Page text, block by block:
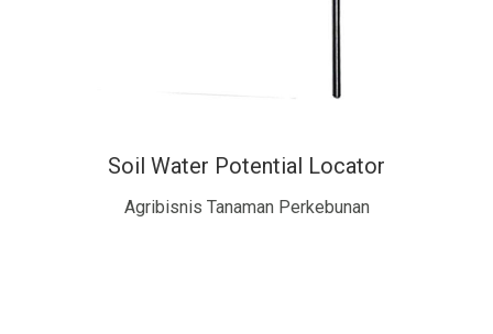
Soil Water Potential Locator
Agribisnis Tanaman Perkebunan